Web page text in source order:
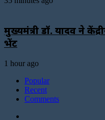
मुख्यमंत्री डॉ. यादव ने
भेंट
1 hour ago
Popular
Recent
Comments